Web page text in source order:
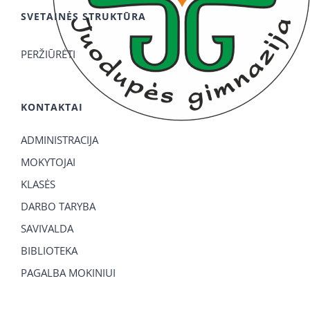
SVETAINĖS STRUKTŪRA
PERŽIŪRĖTI
KONTAKTAI
ADMINISTRACIJA
MOKYTOJAI
KLASĖS
DARBO TARYBA
SAVIVALDA
BIBLIOTEKA
PAGALBA MOKINIUI